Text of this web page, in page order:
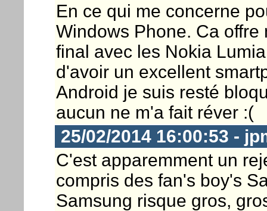
En ce qui me concerne
Windows Phone. Ca
final avec les Nokia
d'avoir un excellent
Android je suis resté
aucun ne m'a fait réver :(
25/02/2014 16:00:53 -
C'est apparemment un
compris des fan's boy's
Samsung risque gros,